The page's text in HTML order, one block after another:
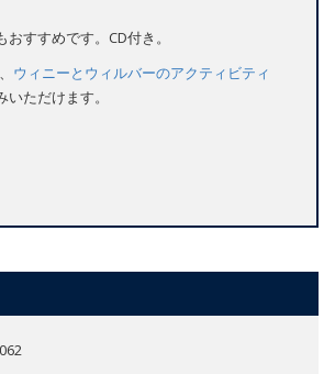
すすめです。CD付き。
ウィニーとウィルバーのアクティビティ
ただけます。